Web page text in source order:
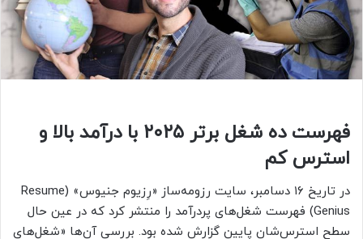
فهرست ده شغل برتر ۲۰۲۵ با درآمد بالا و
استرس کم
در تاریخ ۱۶ دسامبر، سایت رزومه‌ساز «رِزیوم جنیوس» (Resume
Genius) فهرست شغل‌های پردرآمد را منتشر کرد که در عین حال
سطح استرس‌شان پایین گزارش شده بود. بررسی آن‌ها «شغل‌های